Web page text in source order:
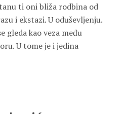
ti oni bliža rodbina od
i ekstazi. U oduševljenju.
gleda kao veza među
U tome je i jedina